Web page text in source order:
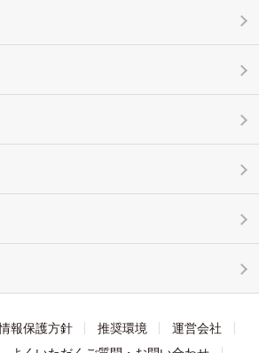
報保護方針 推奨環境
運営会社